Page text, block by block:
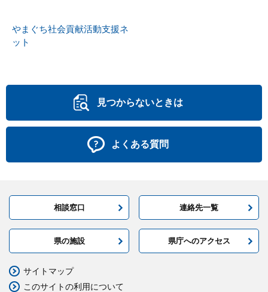
やまぐち社会貢献活動支援ネ
ット
見つからないときは
よくある質問
相談窓口 連絡先一覧
県の施設 県庁へのアクセス
サイトマップ
このサイトの利用について